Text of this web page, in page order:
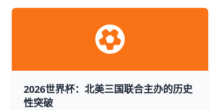
2026世界杯：北美三国联合主办的历史
性突破